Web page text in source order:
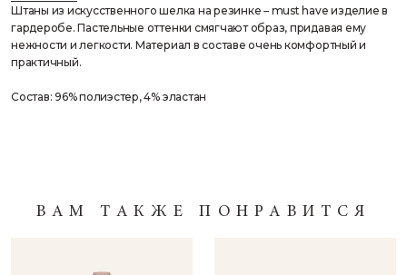
Штаны из искусственного шелка на резинке – must have изделие в
гардеробе. Пастельные оттенки смягчают образ, придавая ему
нежности и легкости. Материал в составе очень комфортный и
практичный.
Состав: 96% полиэстер, 4% эластан
ВАМ ТАКЖЕ ПОНРАВИТСЯ